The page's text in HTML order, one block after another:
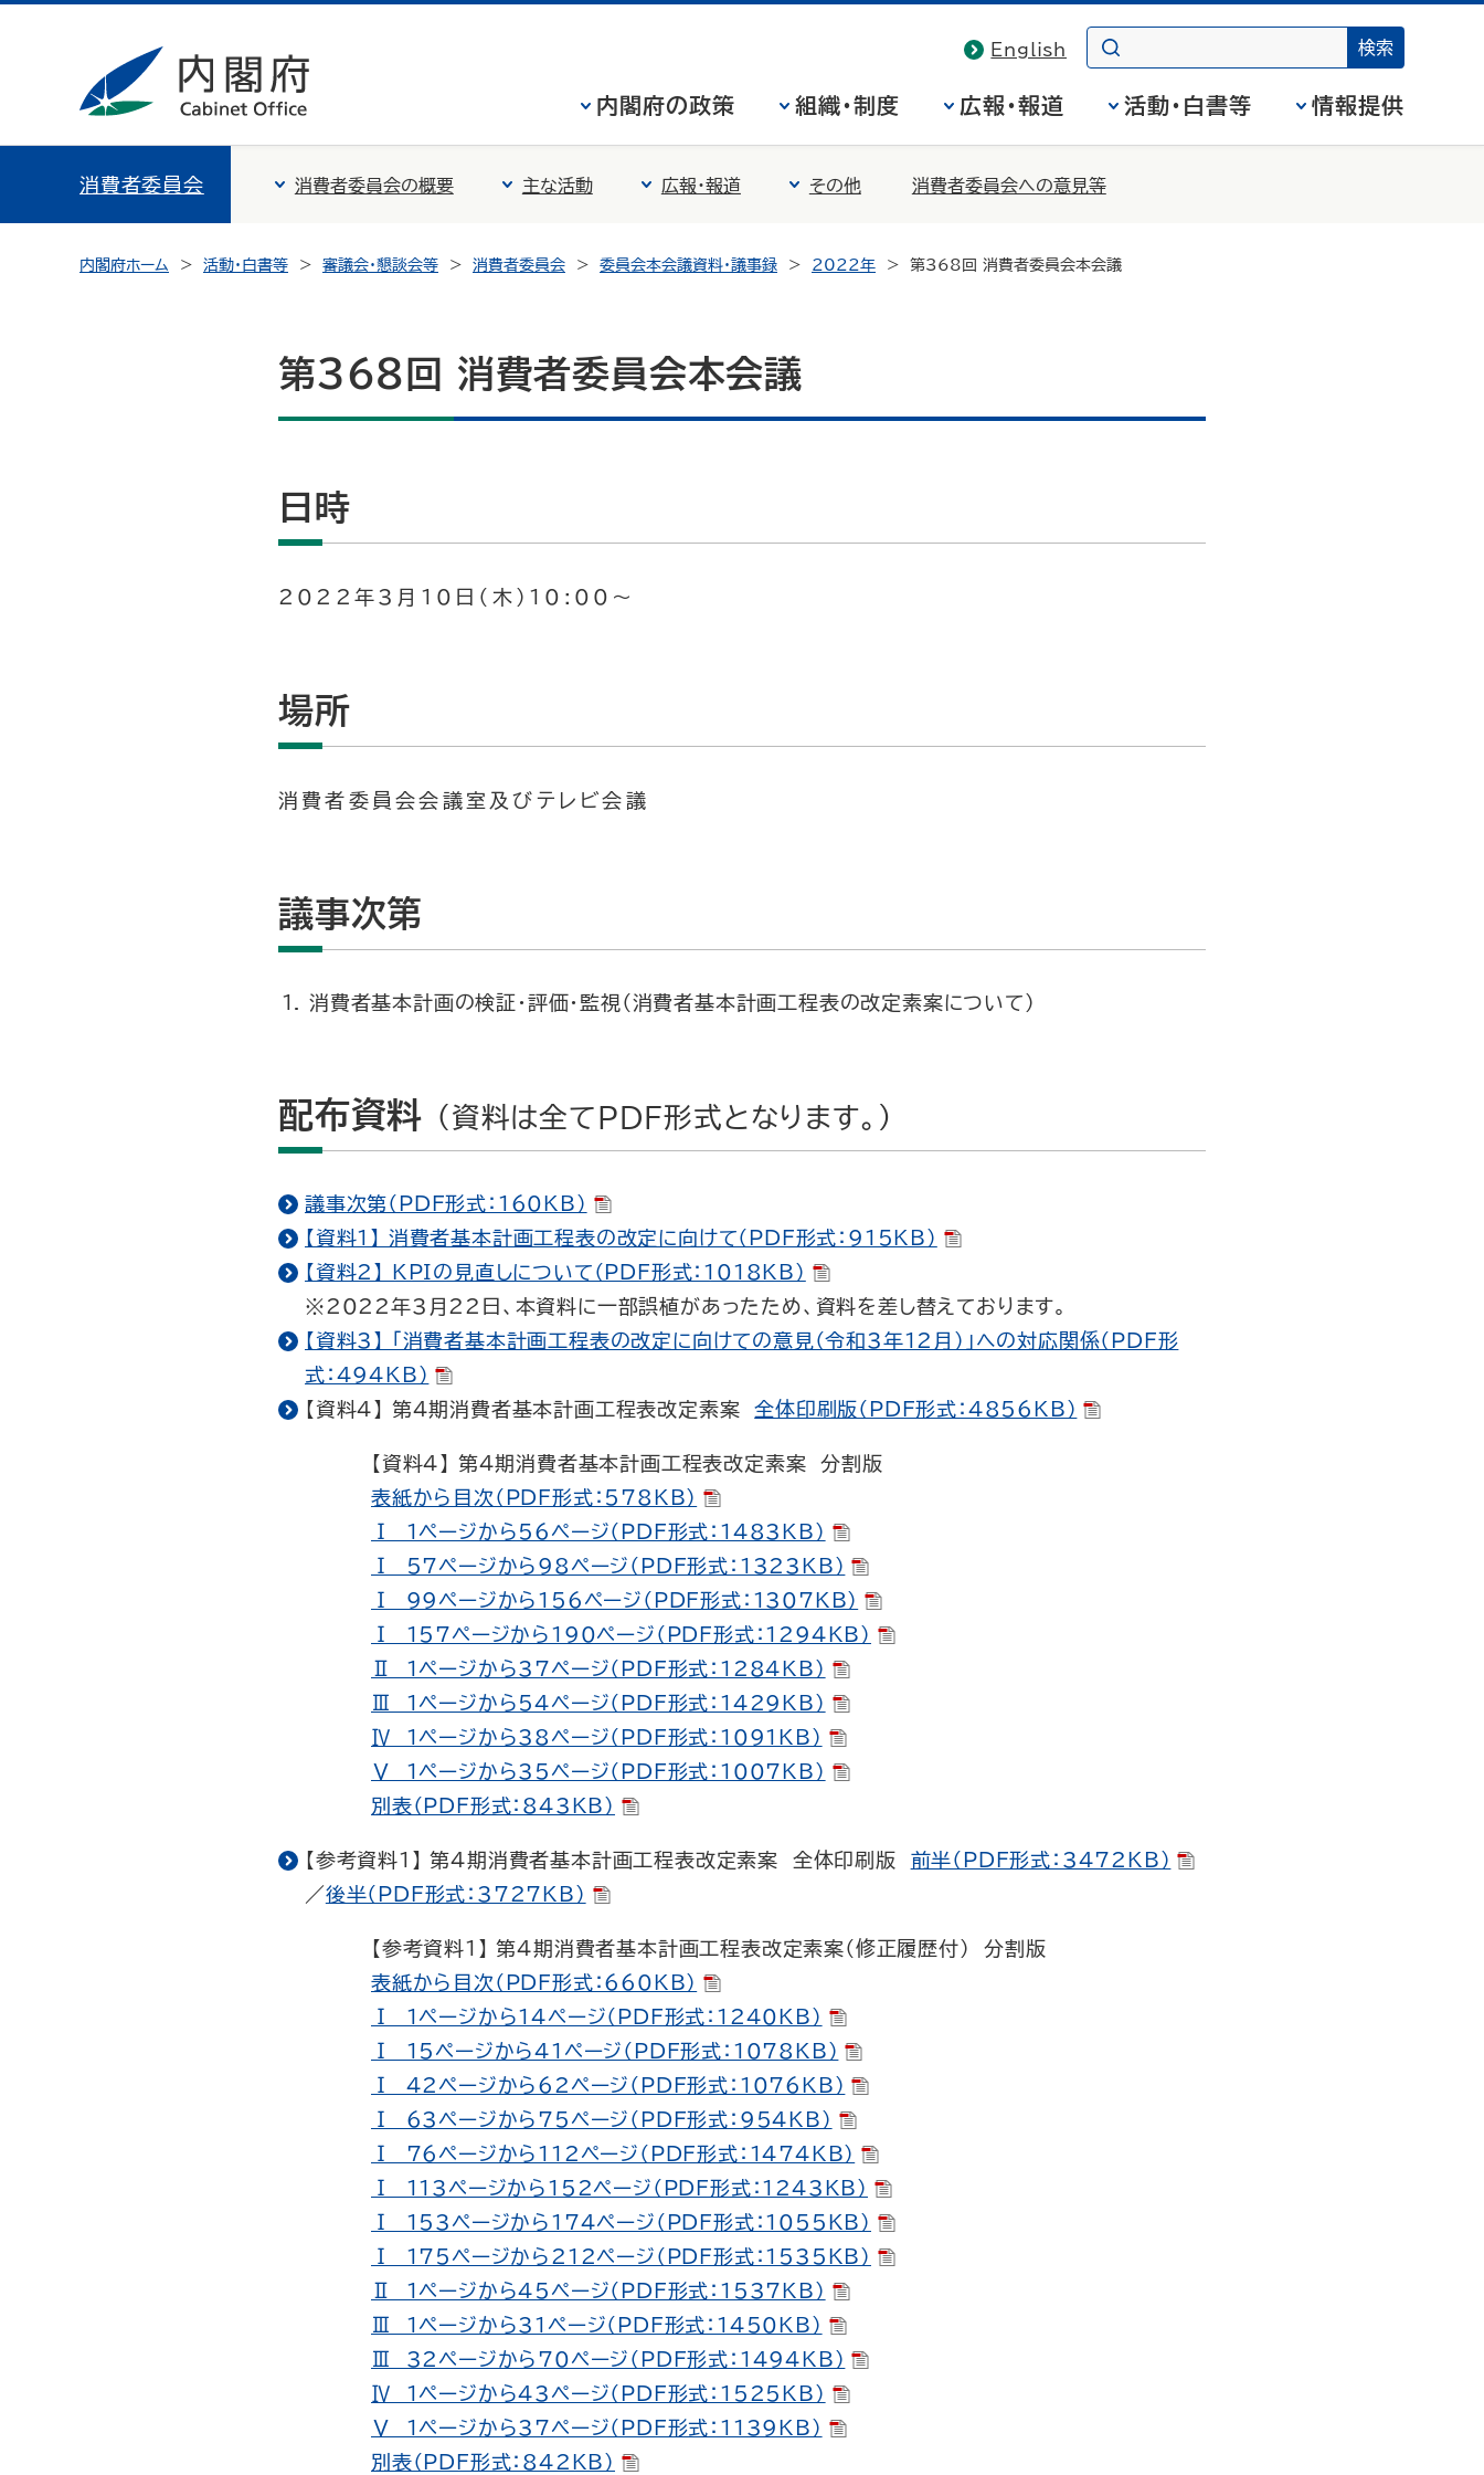
English
内閣府の政策 組織・制度 広報・報道 活動・白書等 情報提供
消費者委員会 消費者委員会の概要 主な活動 広報・報道 その他 消費者委員会への意見等
内閣府ホーム 活動・白書等 審議会・懇談会等 消費者委員会 委員会本会議資料・議事録 2022年 第368回 消費者委員会本会議
第368回 消費者委員会本会議
日時
2022年3月10日（木）10:00～
場所
消費者委員会会議室及びテレビ会議
議事次第
消費者基本計画の検証・評価・監視（消費者基本計画工程表の改定素案について）
配布資料 （資料は全てPDF形式となります。）
議事次第（PDF形式：160KB）
【資料1】 消費者基本計画工程表の改定に向けて（PDF形式：915KB）
【資料2】 KPIの見直しについて（PDF形式：1018KB）
※2022年3月22日、本資料に一部誤植があったため、資料を差し替えております。
【資料3】 「消費者基本計画工程表の改定に向けての意見（令和3年12月）」への対応関係（PDF形
式：494KB）
【資料4】 第4期消費者基本計画工程表改定素案全体印刷版（PDF形式：4856KB）
【資料4】 第4期消費者基本計画工程表改定素案 分割版
表紙から目次（PDF形式：578KB）
Ⅰ 1ページから56ページ（PDF形式：1483KB）
Ⅰ 57ページから98ページ（PDF形式：1323KB）
Ⅰ 99ページから156ページ（PDF形式：1307KB）
Ⅰ 157ページから190ページ（PDF形式：1294KB）
Ⅱ 1ページから37ページ（PDF形式：1284KB）
Ⅲ 1ページから54ページ（PDF形式：1429KB）
Ⅳ 1ページから38ページ（PDF形式：1091KB）
Ⅴ 1ページから35ページ（PDF形式：1007KB）
別表（PDF形式：843KB）
【参考資料1】 第4期消費者基本計画工程表改定素案 全体印刷版 前半（PDF形式：3472KB）
／後半（PDF形式：3727KB）
【参考資料1】 第4期消費者基本計画工程表改定素案（修正履歴付） 分割版
表紙から目次（PDF形式：660KB）
Ⅰ 1ページから14ページ（PDF形式：1240KB）
Ⅰ 15ページから41ページ（PDF形式：1078KB）
Ⅰ 42ページから62ページ（PDF形式：1076KB）
Ⅰ 63ページから75ページ（PDF形式：954KB）
Ⅰ 76ページから112ページ（PDF形式：1474KB）
Ⅰ 113ページから152ページ（PDF形式：1243KB）
Ⅰ 153ページから174ページ（PDF形式：1055KB）
Ⅰ 175ページから212ページ（PDF形式：1535KB）
Ⅱ 1ページから45ページ（PDF形式：1537KB）
Ⅲ 1ページから31ページ（PDF形式：1450KB）
Ⅲ 32ページから70ページ（PDF形式：1494KB）
Ⅳ 1ページから43ページ（PDF形式：1525KB）
Ⅴ 1ページから37ページ（PDF形式：1139KB）
別表（PDF形式：842KB）